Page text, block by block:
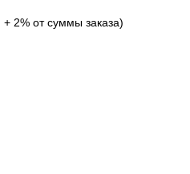
2% от суммы заказа)